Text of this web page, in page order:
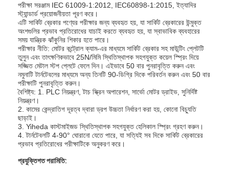
পরীক্ষা সরঞ্জাম IEC 61009-1:2012, IEC60898-1:2015, ইত্যাদির
স্ট্যান্ডার্ড প্রয়োজনীয়তা পূরণ করে।
এটি সার্কিট ব্রেকার পণ্যের পরীক্ষার জন্য ব্যবহৃত হয়, যা সার্কিট ব্রেকারের উন্মুক্ত
অংশগুলির প্রভাব প্রতিরোধের যাচাই করতে ব্যবহৃত হয়, যা স্বাভাবিক ব্যবহারের
সময় যান্ত্রিক ঝাঁকুনির শিকার হতে পারে।
পরীক্ষার নীতি: মোটর কন্ট্রোল ক্যাম-এর মাধ্যমে সার্কিট ব্রেকার সহ মাউন্টিং প্লেটটি
তুলুন এবং তাৎক্ষণিকভাবে 25N/মিমি স্থিতিস্থাপক সহগযুক্ত কয়েল স্প্রিং দিয়ে
সজ্জিত মেটাল স্টপ প্লেটে ফেলে দিন। এইভাবে 50 বার পুনরাবৃত্তি করুন এবং
নমুনাটি টার্নটেবলের মাধ্যমে অন্য তিনটি 90-ডিগ্রি দিকে পরিবর্তন করুন এবং 50 বার
পরীক্ষাটি পুনরাবৃত্তি করুন।
বৈশিষ্ট্য: 1. PLC নিয়ন্ত্রণ, টাচ স্ক্রিন অপারেশন, সার্ভো মোটর ড্রাইভ, সুনির্দিষ্ট
নিয়ন্ত্রণ।
2. কামের কেন্দ্রাতিগ দূরত্ব দ্বারা ড্রপ উচ্চতা নির্ধারণ করা হয়, কোনো বিচ্যুতি
ছাড়াই।
3. Yiheda কাস্টমাইজড স্থিতিস্থাপক সহগযুক্ত হেলিকাল স্প্রিং গ্রহণ করুন।
4. টার্নটেবলটি 4-90° ঘোরানো যেতে পারে, যা সত্যিই সব দিকে সার্কিট ব্রেকারের
প্রভাব প্রতিরোধের পরীক্ষাটিকে অনুকরণ করে।
প্রযুক্তিগত পরামিতি: